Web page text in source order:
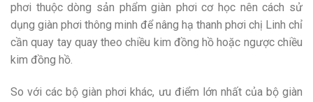
phơi thuộc dòng sản phẩm giàn phơi cơ học nên cách sử
dụng giàn phơi thông minh để nâng hạ thanh phơi chị Linh chỉ
cần quay tay quay theo chiều kim đồng hồ hoặc ngược chiều
kim đồng hồ.
So với các bộ giàn phơi khác, ưu điểm lớn nhất của bộ giàn